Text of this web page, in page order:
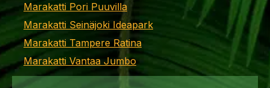
Marakatti Pori Puuvilla
Marakatti Seinäjoki Ideapark
Marakatti Tampere Ratina
Marakatti Vantaa Jumbo